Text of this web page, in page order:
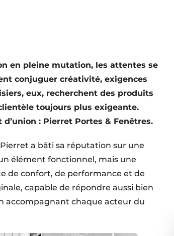
en pleine mutation, les attentes se
conjuguer créativité, exigences
eux, recherchent des produits
toujours plus exigeante.
: Pierret Portes & Fenêtres.
a bâti sa réputation sur une
élément fonctionnel, mais une
de confort, de performance et de
capable de répondre aussi bien
accompagnant chaque acteur du